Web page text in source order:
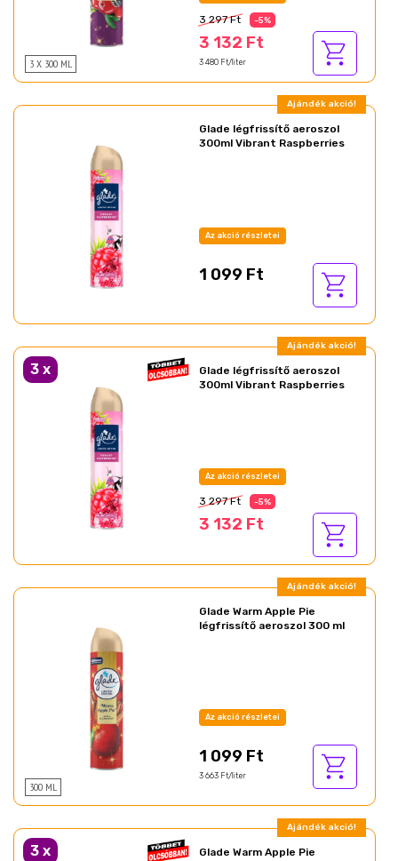
3 X 300 ML
3 297 Ft -5%
3 132 Ft
3 480 Ft/liter
Ajándék akció!
Glade légfrissítő aeroszol
300ml Vibrant Raspberries
Az akció részletei
1 099 Ft
Ajándék akció!
3 x
Glade légfrissítő aeroszol
300ml Vibrant Raspberries
Az akció részletei
3 297 Ft -5%
3 132 Ft
Ajándék akció!
300 ML
Glade Warm Apple Pie
légfrissítő aeroszol 300 ml
Az akció részletei
1 099 Ft
3 663 Ft/liter
Ajándék akció!
3 x
Glade Warm Apple Pie